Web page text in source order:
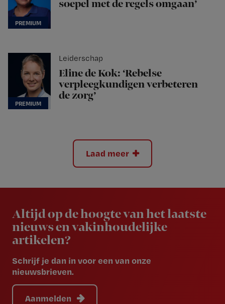
soepel met de regels omgaan’
Leiderschap
Eline de Kok: ‘Rebelse
verpleegkundigen verbeteren
de zorg’
Laad meer
Altijd op de hoogte van het laatste
nieuws en vakinhoudelijke
artikelen?
Schrijf je dan in voor een van onze
nieuwsbrieven.
Aanmelden